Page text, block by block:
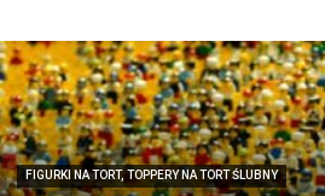
FIGURKI NA TORT, TOPPERY NA TORT ŚLUBNY